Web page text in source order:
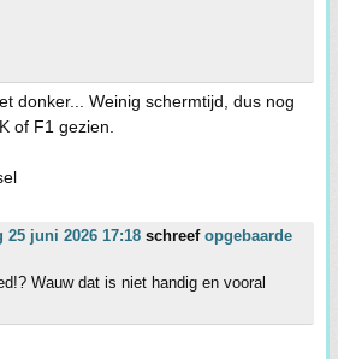
donker... Weinig schermtijd, dus nog
of F1 gezien.
25 juni 2026 17:18 schreef opgebaarde
Wauw dat is niet handig en vooral